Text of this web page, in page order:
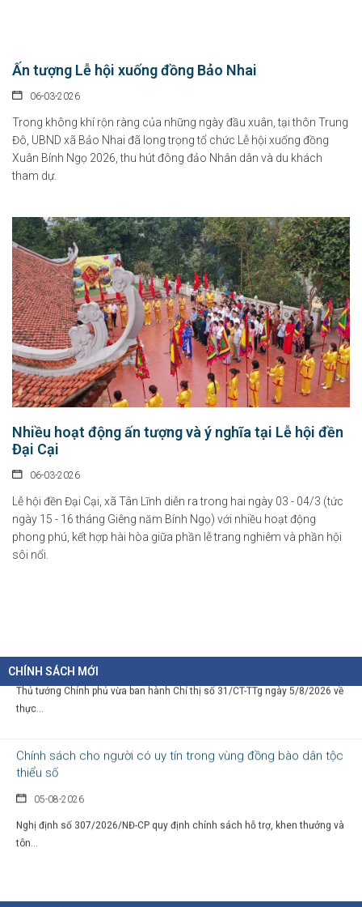
Ấn tượng Lễ hội xuống đồng Bảo Nhai
06-03-2026
Trong không khí rộn ràng của những ngày đầu xuân, tại thôn Trung
Đô, UBND xã Bảo Nhai đã long trọng tổ chức Lễ hội xuống đồng
Xuân Bính Ngọ 2026, thu hút đông đảo Nhân dân và du khách
tham dự.
Nhiều hoạt động ấn tượng và ý nghĩa tại Lễ hội đền
Đại Cại
06-03-2026
Lễ hội đền Đại Cại, xã Tân Lĩnh diễn ra trong hai ngày 03 - 04/3 (tức
ngày 15 - 16 tháng Giêng năm Bính Ngọ) với nhiều hoạt động
phong phú, kết hợp hài hòa giữa phần lễ trang nghiêm và phần hội
sôi nổi.
CHÍNH SÁCH MỚI
Việt Nam hướng tới trở thành trung tâm văn hóa và sáng tạo
hàng đầu khu vực
09-08-2026
Tầm nhìn đến năm 2045, Việt Nam trở thành một trong những trung tâm văn
hóa và...
văn hóa số
07-08-2026
Tại Nghị định số 277/2026/NĐ-CP, Chính phủ quy định cụ thể chính sách hỗ...
Thủ tướng Chính phủ vừa ban hành Chỉ thị số 31/CT-TTg ngày 5/8/2026 về
thực...
thiểu số
tôn...